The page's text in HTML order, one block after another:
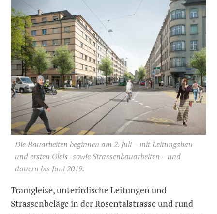
Die Bauarbeiten beginnen am 2. Juli – mit Leitungsbau
und ersten Gleis- sowie Strassenbauarbeiten – und
dauern bis Juni 2019.
Tramgleise, unterirdische Leitungen und
Strassenbeläge in der Rosentalstrasse und rund